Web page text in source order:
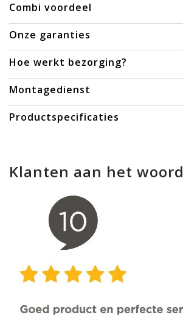
Combi voordeel
Onze garanties
Hoe werkt bezorging?
Montagedienst
Productspecificaties
Klanten aan het woord